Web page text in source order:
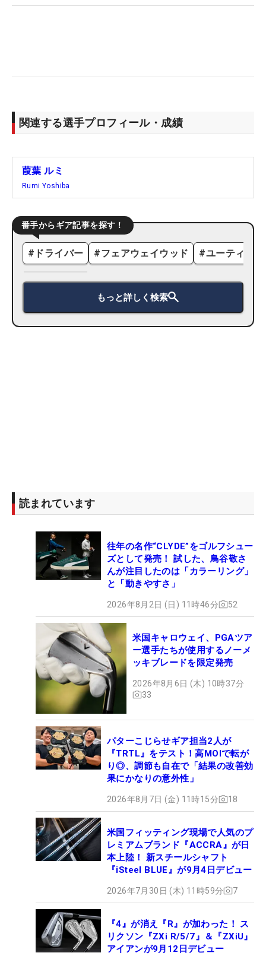
関連する選手プロフィール・成績
葭葉 ルミ
Rumi Yoshiba
番手からギア記事を探す！
# ドライバー #フェアウェイウッド #ユーティリ
もっと詳しく検索
読まれています
往年の名作“CLYDE”をゴルフシュー
ズとして発売！ 試した、鳥谷敬さ
んが注目したのは「カラーリング」
と「動きやすさ」
2026年8月2日 (日) 11時46分 52
米国キャロウェイ、PGAツア
ー選手たちが使用するノーメ
ッキブレードを限定発売
2026年8月6日 (木) 10時37分
33
パターこじらせギア担当2人が
『TRTL』をテスト！高MOIで転が
り◎、調節も自在で「結果の改善効
果にかなりの意外性」
2026年8月7日 (金) 11時15分 18
米国フィッティング現場で人気のプ
レミアムブランド『ACCRA』が日
本上陸！ 新スチールシャフト
『iSteel BLUE』が9月4日デビュー
2026年7月30日 (木) 11時59分 7
『4』が消え『R』が加わった！ ス
リクソン『ZXi R/5/7』＆『ZXiU』
アイアンが9月12日デビュー